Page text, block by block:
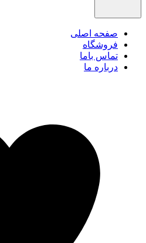
صفحه اصلی
فروشگاه
تماس باما
درباره ما